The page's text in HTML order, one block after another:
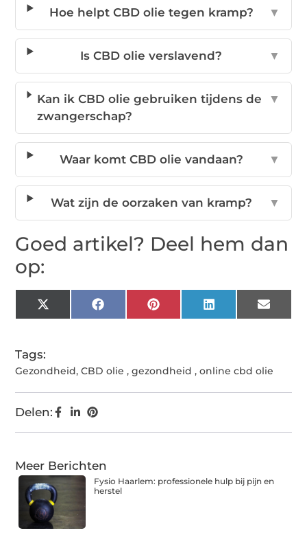
Hoe helpt CBD olie tegen kramp? ▼
Is CBD olie verslavend? ▼
Kan ik CBD olie gebruiken tijdens de
zwangerschap?
▼
Waar komt CBD olie vandaan? ▼
Wat zijn de oorzaken van kramp? ▼
Goed artikel? Deel hem dan
op:
X
(Twitter)
FacebookPinterestLinkedIn Email
Tags:
Gezondheid,CBD olie ,gezondheid ,online cbd olie
Delen:
Meer Berichten
Fysio Haarlem: professionele hulp bij pijn en
herstel